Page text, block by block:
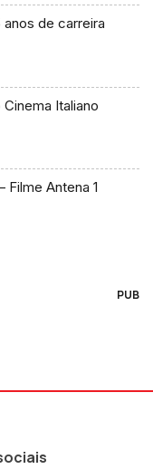
de carreira
Italiano
Filme Antena 1
PUB